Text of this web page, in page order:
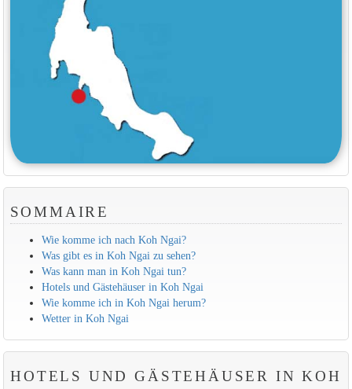
SOMMAIRE
Wie komme ich nach Koh Ngai?
Was gibt es in Koh Ngai zu sehen?
Was kann man in Koh Ngai tun?
Hotels und Gästehäuser in Koh Ngai
Wie komme ich in Koh Ngai herum?
Wetter in Koh Ngai
HOTELS UND GÄSTEHÄUSER IN KOH